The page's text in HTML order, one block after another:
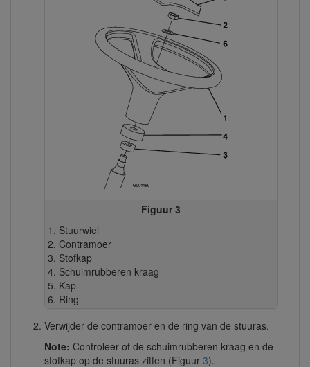
Figuur 3
Stuurwiel
Contramoer
Stofkap
Schuimrubberen kraag
Kap
Ring
Verwijder de contramoer en de ring van de stuuras.
Note: Controleer of de schuimrubberen kraag en de
stofkap op de stuuras zitten (Figuur 3).